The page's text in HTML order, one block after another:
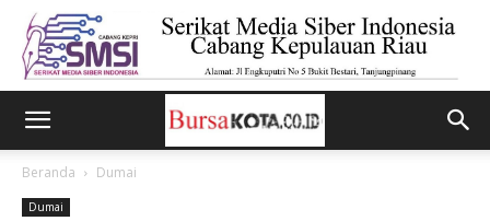
Beranda Dumai
Dumai